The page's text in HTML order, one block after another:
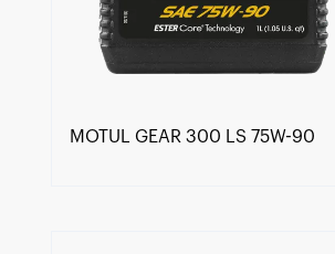
MOTUL GEAR 300 LS 75W-90